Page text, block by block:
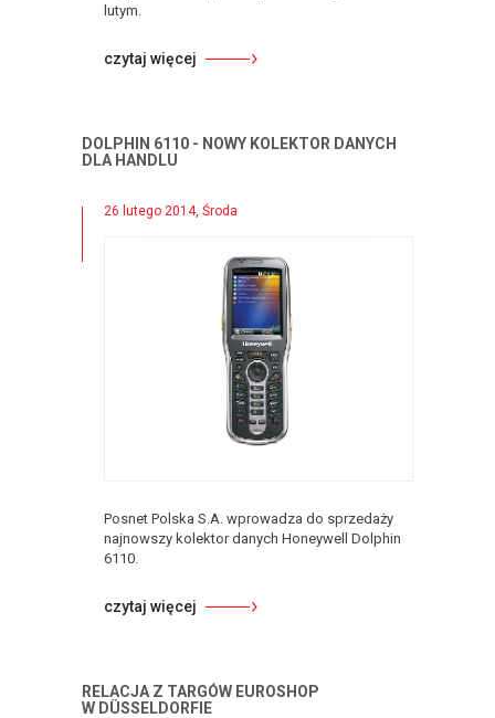
lutym.
czytaj więcej
DOLPHIN 6110 - NOWY KOLEKTOR DANYCH
DLA HANDLU
26 lutego 2014, Środa
Posnet Polska S.A. wprowadza do sprzedaży
najnowszy kolektor danych Honeywell Dolphin
6110.
czytaj więcej
RELACJA Z TARGÓW EUROSHOP
W DÜSSELDORFIE